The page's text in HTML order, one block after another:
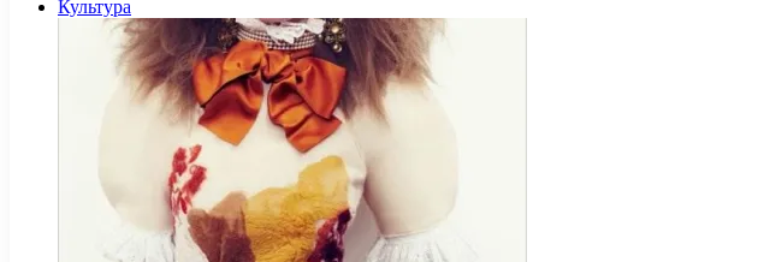
Культура